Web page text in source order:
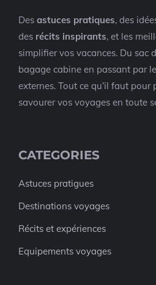
Des astuces pratiques, des
des récits inspirants, et les
simplifier vos vacances. Du sac
bagage cabine en passant par
externes. Tout ce qu’il faut pour
savourer vos voyages en toute
CATEGORIES
Astuces pratigues
Destinations voyages
Récits et expériences
Equipements voyages